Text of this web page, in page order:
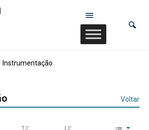
de ferramentas
Instrumentação
Voltar